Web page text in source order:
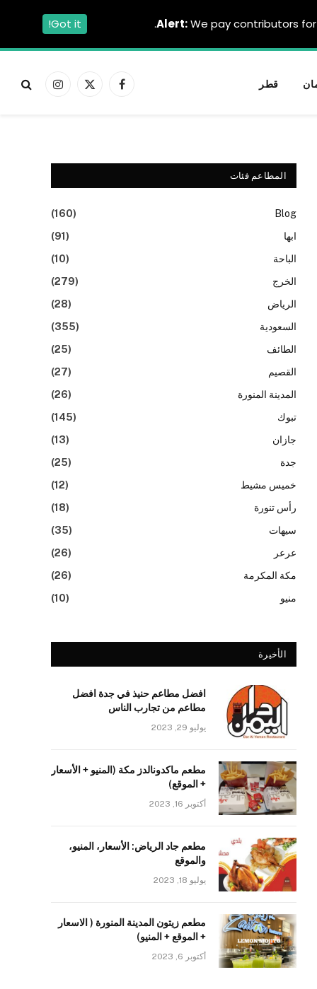
قطر
فيسبوكX
الانستغرام
المطاعم فئات
Blog
(160)
ابها
(91)
الباحة
(10)
الخرج
(279)
الرياض
(28)
السعودية
(355)
الطائف
(25)
القصيم
(27)
المدينة المنورة
(26)
تبوك
(145)
جازان
(13)
جدة
(25)
خميس مشيط
(12)
رأس تنورة
(18)
سيهات
(35)
عرعر
(26)
مكة المكرمة
(26)
منيو
(10)
الأخيرة
افضل مطاعم حنيذ في جدة افضل
مطاعم من تجارب الناس
يوليو 29, 2023
مطعم ماكدونالدز مكة (المنيو + الأسعار
+ الموقع)
أكتوبر 16, 2023
مطعم جاد الرياض: الأسعار، المنيو،
والموقع
يوليو 18, 2023
مطعم زيتون المدينة المنورة ( الاسعار
+ الموقع + المنيو)
أكتوبر 6, 2023
Alert:We pay contributors for
Got it!